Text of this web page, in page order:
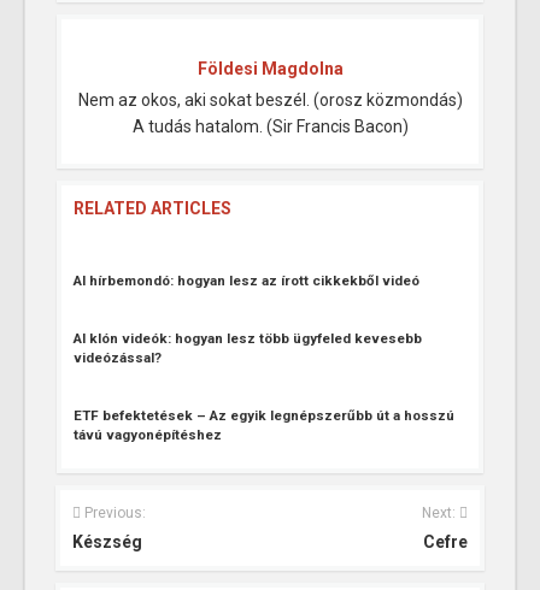
Földesi Magdolna
Nem az okos, aki sokat beszél. (orosz közmondás)
A tudás hatalom. (Sir Francis Bacon)
RELATED ARTICLES
AI hírbemondó: hogyan lesz az írott cikkekből videó
AI klón videók: hogyan lesz több ügyfeled kevesebb
videózással?
ETF befektetések – Az egyik legnépszerűbb út a hosszú
távú vagyonépítéshez
Previous:
Készség
Next:
Cefre